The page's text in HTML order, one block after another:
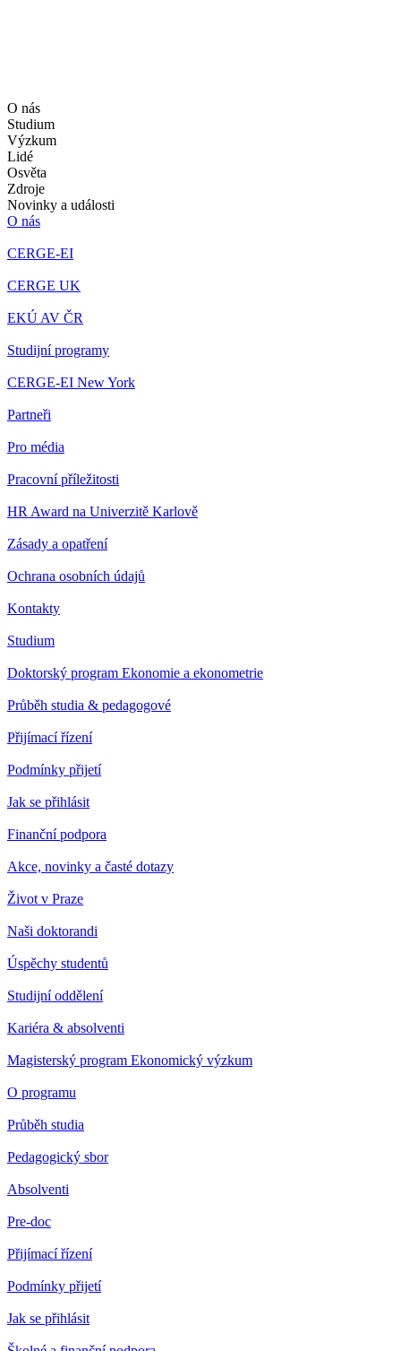
O nás
Studium
Výzkum
Lidé
Osvěta
Zdroje
Novinky a události
O nás
CERGE-EI
CERGE UK
EKÚ AV ČR
Studijní programy
CERGE-EI New York
Partneři
Pro média
Pracovní příležitosti
HR Award na Univerzitě Karlově
Zásady a opatření
Ochrana osobních údajů
Kontakty
Studium
Doktorský program Ekonomie a ekonometrie
Průběh studia & pedagogové
Přijímací řízení
Podmínky přijetí
Jak se přihlásit
Finanční podpora
Akce, novinky a časté dotazy
Život v Praze
Naši doktorandi
Úspěchy studentů
Studijní oddělení
Kariéra & absolventi
Magisterský program Ekonomický výzkum
O programu
Průběh studia
Pedagogický sbor
Absolventi
Pre-doc
Přijímací řízení
Podmínky přijetí
Jak se přihlásit